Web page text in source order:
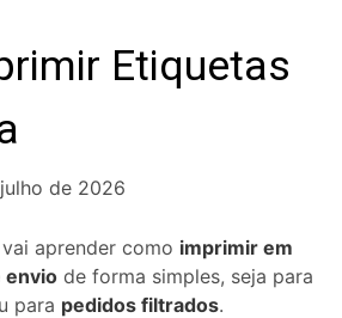
Etiquetas
de 2026
aprender como imprimir em
envio de forma simples, seja para
para pedidos filtrados.